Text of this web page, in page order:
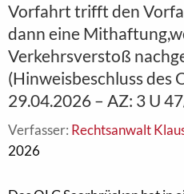
Vorfahrt trifft den
dann eine
Verkehrsverstoß
(Hinweisbeschluss des
29.04.2026 – AZ: 3 U
Verfasser: Rechtsanwalt
2026